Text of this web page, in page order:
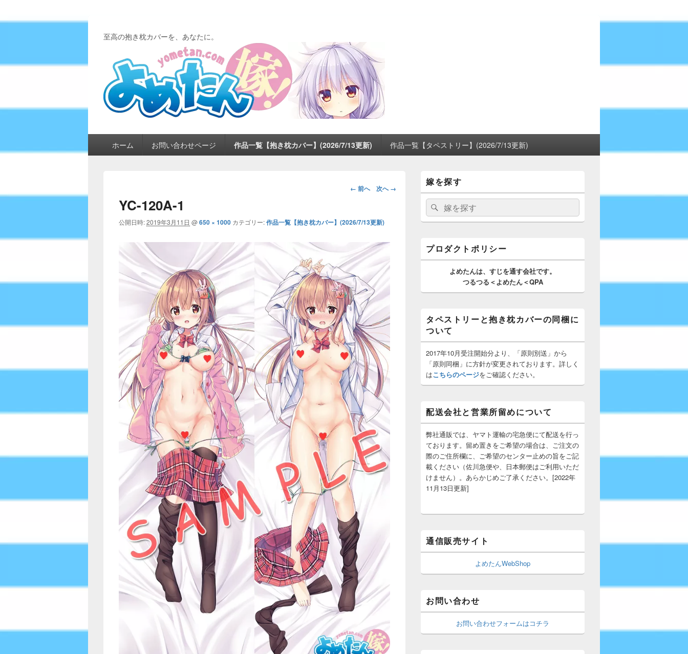
至高の抱き枕カバーを、あなたに。
イ
ュ
ホーム お問い合わせページ 作品一覧【抱き枕カバー】(2026/7/13更新) 作品一覧【タペストリー】(2026/7/13更新)
画
ビ
シ
ョ
ン
← 前へ 次へ →
YC-120A-1
公開日時:2019年3月11日 @650 × 1000 カテゴリー:作品一覧【抱き枕カバー】(2026/7/13更新)
イ
ン
サ
ド
ウ
ィ
ト
ア
嫁を探す
検
索:
検
索
プロダクトポリシー
よめたんは、 すじを通す会社です。
つるつる＜よめたん＜QPA
タペストリーと抱き枕カバーの同梱に
ついて
2017年10月受注開始分より、「原則別送」から
「原則同梱」に方針が変更されております。詳しく
はこちらのページをご確認ください。
配送会社と営業所留めについて
弊社通販では、ヤマト運輸の宅急便にて配送を行っ
ております。留め置きをご希望の場合は、ご注文の
際のご住所欄に、ご希望のセンター止めの旨をご記
載ください（佐川急便や、日本郵便はご利用いただ
けません）。あらかじめご了承ください。[2022年
11月13日更新]
通信販売サイト
よめたんWebShop
お問い合わせ
お問い合わせフォームはコチラ